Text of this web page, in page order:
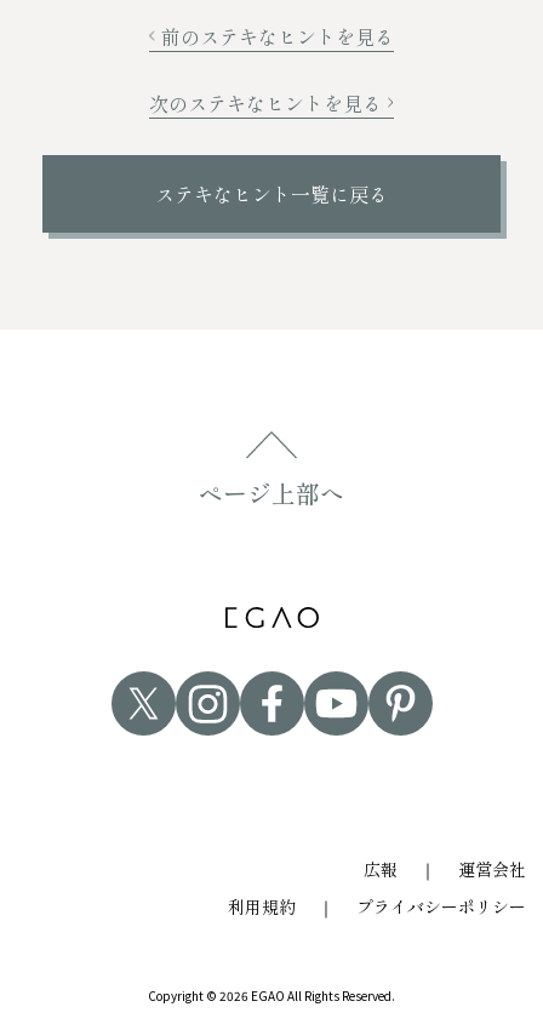
前のステキなヒントを見る
次のステキなヒントを見る
ステキなヒント一覧に戻る
ページ上部へ
広報 ｜
運営会社
利用規約
｜ プライバシーポリシー
Copyright © 2026 EGAO All Rights Reserved.